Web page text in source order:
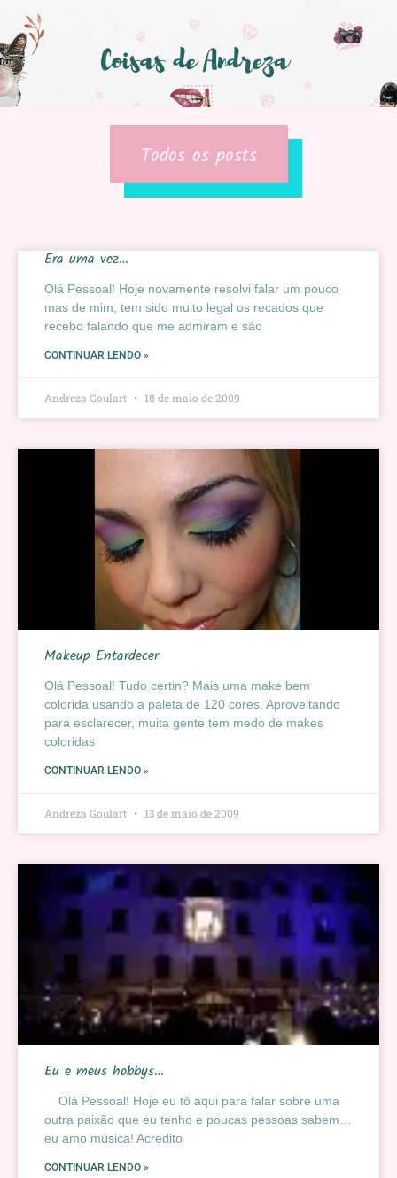
Todos os posts
Era uma vez…
Olá Pessoal! Hoje novamente resolvi falar um pouco
mas de mim, tem sido muito legal os recados que
recebo falando que me admiram e são
CONTINUAR LENDO »
Andreza Goulart 18 de maio de 2009
Makeup Entardecer
Olá Pessoal! Tudo certin? Mais uma make bem
colorida usando a paleta de 120 cores. Aproveitando
para esclarecer, muita gente tem medo de makes
coloridas
CONTINUAR LENDO »
Andreza Goulart 13 de maio de 2009
Eu e meus hobbys…
Olá Pessoal! Hoje eu tô aqui para falar sobre uma
outra paixão que eu tenho e poucas pessoas sabem…
eu amo música! Acredito
CONTINUAR LENDO »